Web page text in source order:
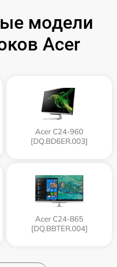
модели
Acer
Acer C24-960
[DQ.BD6ER.003]
Acer C24-865
[DQ.BBTER.004]